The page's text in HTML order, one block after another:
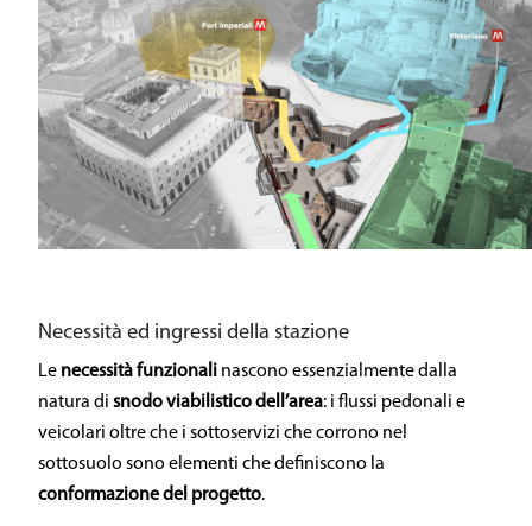
Necessità ed ingressi della stazione
Le necessità funzionali nascono essenzialmente dalla
natura di snodo viabilistico dell’area: i flussi pedonali e
veicolari oltre che i sottoservizi che corrono nel
sottosuolo sono elementi che definiscono la
conformazione del progetto.